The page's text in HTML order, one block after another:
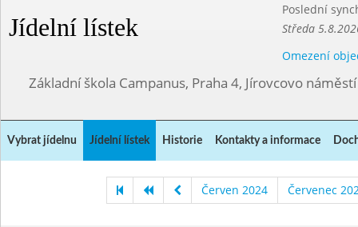
Jídelní lístek
Poslední
Středa
Omezení
Základní škola Campanus, Praha 4, Jírovcovo
Vybrat jídelnu Jídelní lístek Historie Kontakty a informace
Červen 2024 Červenec